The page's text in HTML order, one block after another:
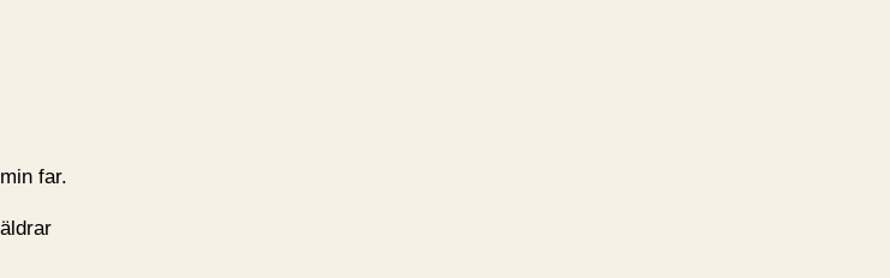
far.